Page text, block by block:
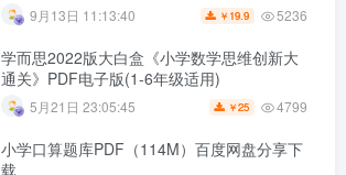
9月13日 11:13:40 ￥ 19.9 5236
学而思2022版大白盒《小学数学思维创新大
通关》PDF电子版(1-6年级适用)
5月21日 23:05:45 ￥25 4799
小学口算题库PDF（114M）百度网盘分享下
载